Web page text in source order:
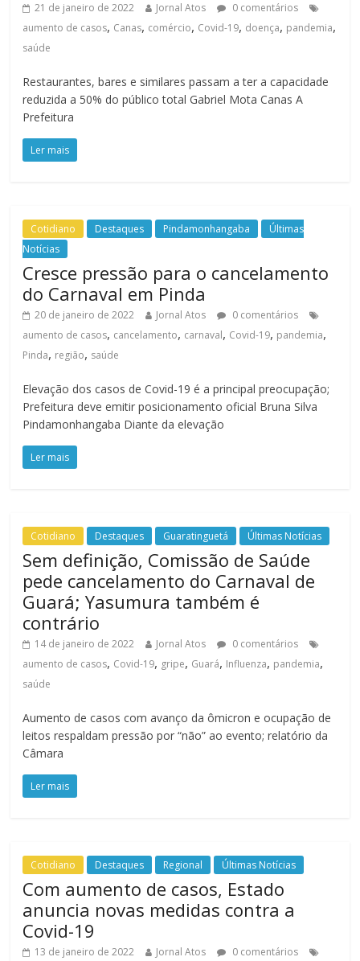
21 de janeiro de 2022 Jornal Atos
0 comentários
aumento de casos, Canas, comércio, Covid-19, doença, pandemia,
saúde
Restaurantes, bares e similares passam a ter a capacidade
reduzida a 50% do público total Gabriel Mota Canas A
Prefeitura
Ler mais
Cotidiano Destaques Pindamonhangaba
Últimas
Notícias
Cresce pressão para o cancelamento
do Carnaval em Pinda
20 de janeiro de 2022 Jornal Atos
0 comentários
aumento de casos, cancelamento, carnaval, Covid-19, pandemia,
Pinda, região, saúde
Elevação dos casos de Covid-19 é a principal preocupação;
Prefeitura deve emitir posicionamento oficial Bruna Silva
Pindamonhangaba Diante da elevação
Ler mais
Cotidiano Destaques Guaratinguetá Últimas Notícias
Sem definição, Comissão de Saúde
pede cancelamento do Carnaval de
Guará; Yasumura também é
contrário
14 de janeiro de 2022 Jornal Atos
0 comentários
aumento de casos, Covid-19, gripe, Guará, Influenza, pandemia,
saúde
Aumento de casos com avanço da ômicron e ocupação de
leitos respaldam pressão por “não” ao evento; relatório da
Câmara
Ler mais
Cotidiano Destaques Regional Últimas Notícias
Com aumento de casos, Estado
anuncia novas medidas contra a
Covid-19
13 de janeiro de 2022 Jornal Atos
0 comentários